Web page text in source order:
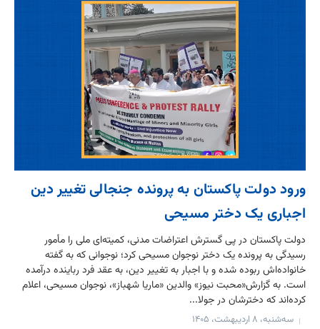
ورود دولت پاکستان به پرونده جنجالی تغییر دین
اجباری یک دختر مسیحی
دولت پاکستان در پی گسترش اعتراضات مدنی، کمیته‌ای ملی را مأمور
رسیدگی به پرونده یک دختر نوجوان مسیحی کرد؛ نوجوانی که به گفته
خانواده‌اش ربوده شده و با اجبار به تغییر دین، به عقد فرد رباینده درآمده
است. به گزارش«محبت نیوز» والدین «ماریا شهباز»، نوجوان مسیحی، اعلام
کرده‌اند که دخترشان در جولا...
سه‌شنبه، ۸ اردیبهشت، ۱۴۰۵